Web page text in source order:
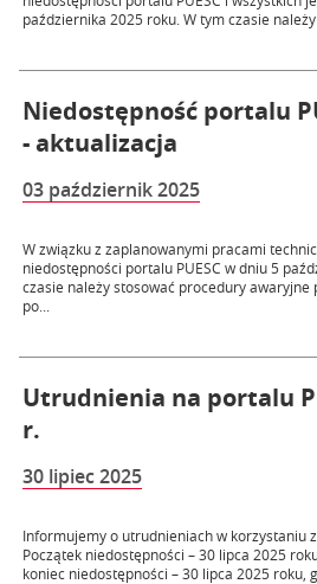
października 2025 roku. W tym czasie
Niedostępność portalu
- aktualizacja
03 październik 2025
W związku z zaplanowanymi pracami
niedostępności portalu PUESC w dniu 5
czasie należy stosować procedury awaryjne
po...
Utrudnienia na portalu
r.
30 lipiec 2025
Informujemy o utrudnieniach w korzystaniu z
Początek niedostępności – 30 lipca 2025
koniec niedostępności – 30 lipca 2025 roku,